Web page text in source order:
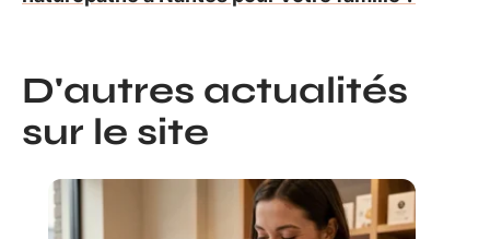
D'autres actualités
sur le site